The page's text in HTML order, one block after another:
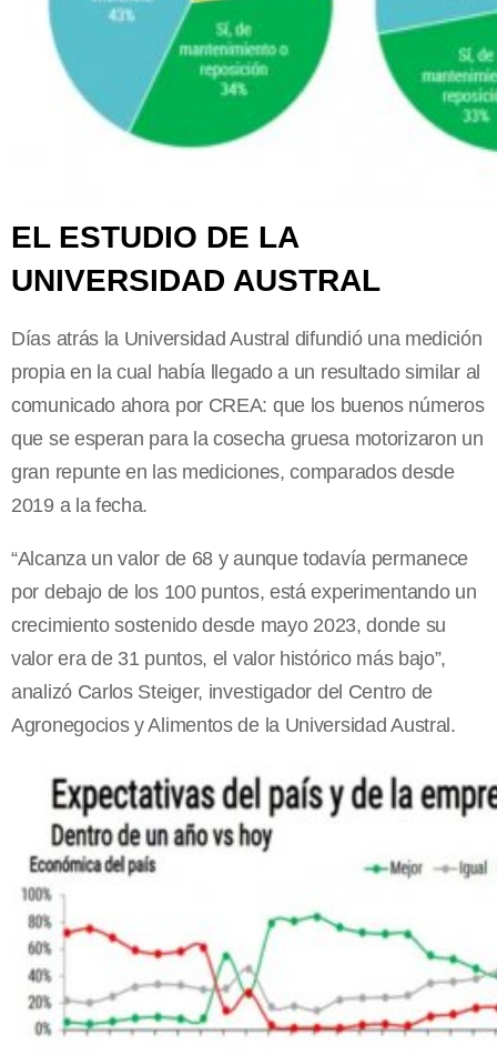
EL ESTUDIO DE LA
UNIVERSIDAD AUSTRAL
Días atrás la Universidad Austral difundió una medición
propia en la cual había llegado a un resultado similar al
comunicado ahora por CREA: que los buenos números
que se esperan para la cosecha gruesa motorizaron un
gran repunte en las mediciones, comparados desde
2019 a la fecha.
“Alcanza un valor de 68 y aunque todavía permanece
por debajo de los 100 puntos, está experimentando un
crecimiento sostenido desde mayo 2023, donde su
valor era de 31 puntos, el valor histórico más bajo”,
analizó Carlos Steiger, investigador del Centro de
Agronegocios y Alimentos de la Universidad Austral.